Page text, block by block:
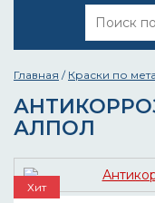
Главная / Краски по
АЛПОЛ
Хит